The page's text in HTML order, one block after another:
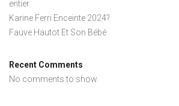
entier.
Karine Ferri Enceinte 2024?
Fauve Hautot Et Son Bébé
Recent Comments
No comments to show.